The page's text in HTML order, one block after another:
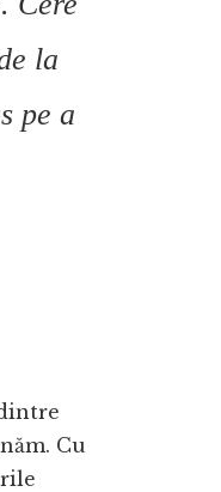
la
pe a
Cu